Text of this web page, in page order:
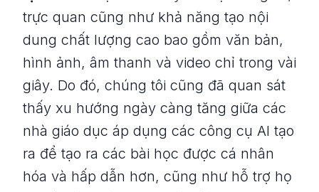
trực quan cũng như khả năng tạo nội
dung chất lượng cao bao gồm văn bản,
hình ảnh, âm thanh và video chỉ trong vài
giây. Do đó, chúng tôi cũng đã quan sát
thấy xu hướng ngày càng tăng giữa các
nhà giáo dục áp dụng các công cụ AI tạo
ra để tạo ra các bài học được cá nhân
hóa và hấp dẫn hơn, cũng như hỗ trợ họ